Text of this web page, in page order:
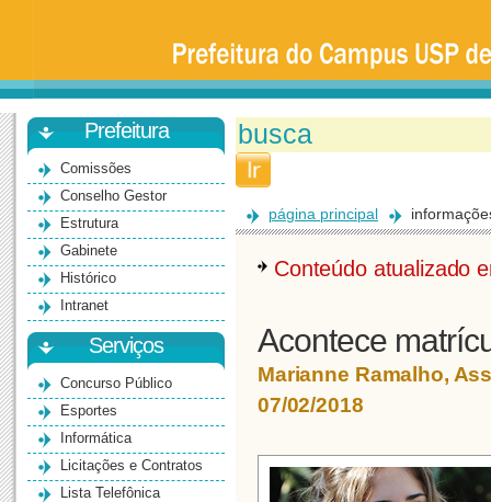
Universidade
São
Paulo
-
BauruPrefeitura
Comissões
Conselho Gestor
Estrutura
Gabinete
Histórico
Intranet
Serviços
Concurso Público
Esportes
Informática
Licitações e Contratos
Lista Telefônica
página principal
Conteúdo atualizado
Acontece
Marianne Ramalho,
07/02/2018